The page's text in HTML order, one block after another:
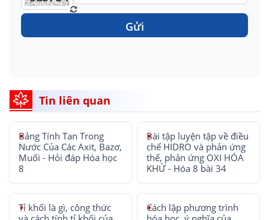
Gửi
Tin liên quan
Bảng Tính Tan Trong
Nước Của Các Axit, Bazơ,
Muối - Hỏi đáp Hóa học
8
Bài tập luyện tập về điều
chế HIDRO và phản ứng
thế, phản ứng OXI HÓA
KHỬ - Hóa 8 bài 34
Tỉ khối là gì, công thức
Cách lập phương trình